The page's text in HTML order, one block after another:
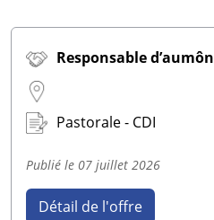
Responsable
Pastorale - CDI
Publié le 07 juillet 2026
Détail de l'offre